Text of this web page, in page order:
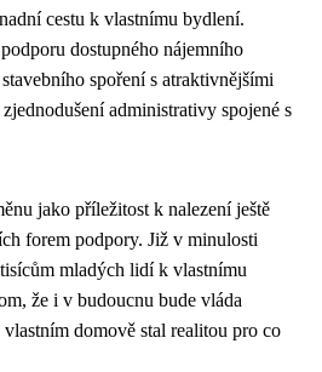
cestu k vlastnímu bydlení.
dostupného nájemního
spoření s atraktivnějšími
administrativy spojené s
jako příležitost k nalezení ještě
forem podpory. Již v minulosti
mladých lidí k vlastnímu
že i v budoucnu bude vláda
domově stal realitou pro co